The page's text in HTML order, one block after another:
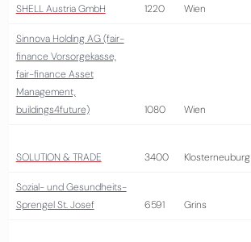
SHELL Austria GmbH 1220 Wien
Sinnova Holding AG (fair-
finance Vorsorgekasse,
fair-finance Asset
Management,
buildings4future)
1080 Wien
SOLUTION & TRADE 3400 Klosterneuburg
Sozial- und Gesundheits-
Sprengel St. Josef
6591 Grins